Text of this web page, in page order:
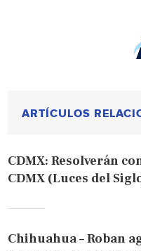
ARTÍCULOS
CDMX: Resolverán
CDMX (Luces del
Chihuahua – Roban